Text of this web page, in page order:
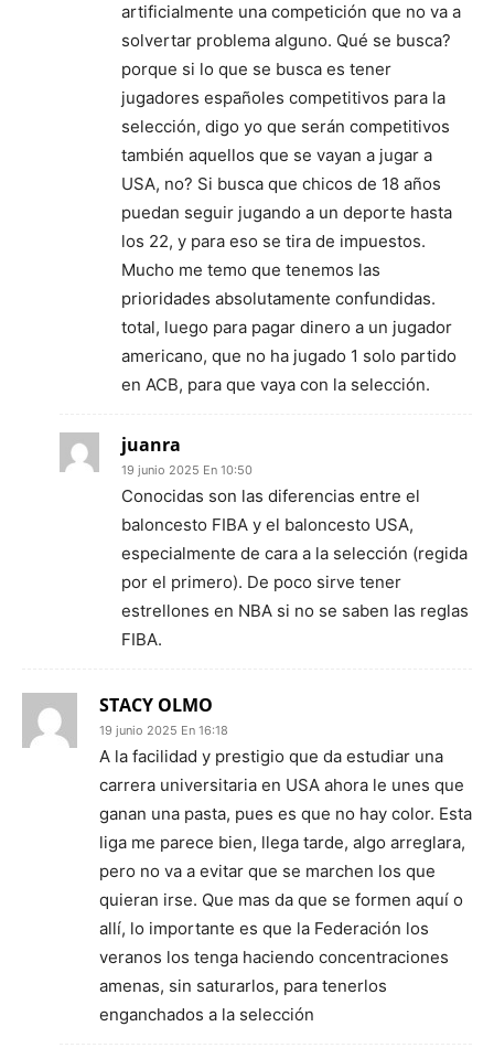
artificialmente una competición que no va a
solvertar problema alguno. Qué se busca?
porque si lo que se busca es tener
jugadores españoles competitivos para la
selección, digo yo que serán competitivos
también aquellos que se vayan a jugar a
USA, no? Si busca que chicos de 18 años
puedan seguir jugando a un deporte hasta
los 22, y para eso se tira de impuestos.
Mucho me temo que tenemos las
prioridades absolutamente confundidas.
total, luego para pagar dinero a un jugador
americano, que no ha jugado 1 solo partido
en ACB, para que vaya con la selección.
juanra
19 junio 2025 En 10:50
Conocidas son las diferencias entre el
baloncesto FIBA y el baloncesto USA,
especialmente de cara a la selección (regida
por el primero). De poco sirve tener
estrellones en NBA si no se saben las reglas
FIBA.
STACY OLMO
19 junio 2025 En 16:18
A la facilidad y prestigio que da estudiar una
carrera universitaria en USA ahora le unes que
ganan una pasta, pues es que no hay color. Esta
liga me parece bien, llega tarde, algo arreglara,
pero no va a evitar que se marchen los que
quieran irse. Que mas da que se formen aquí o
allí, lo importante es que la Federación los
veranos los tenga haciendo concentraciones
amenas, sin saturarlos, para tenerlos
enganchados a la selección